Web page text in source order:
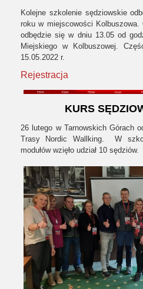
Kolejne szkolenie sędziowskie
roku w miejscowości
odbędzie się w dniu 13.05 od
Miejskiego w Kolbuszowej.
15.05.2022 r.
Rejestracja
KURS
26 lutego w Tarnowskich Górach
Trasy Nordic Wallking. W
modułów wzięło udział 10 sędziów.